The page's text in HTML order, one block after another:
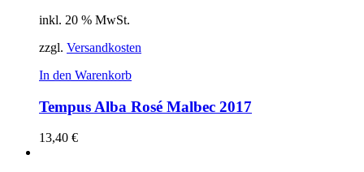
inkl. 20 % MwSt.
zzgl. Versandkosten
In den Warenkorb
Tempus Alba Rosé Malbec 2017
13,40 €